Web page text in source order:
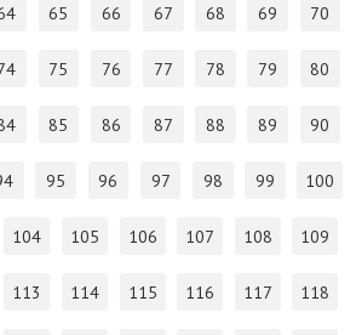
65 66 67 68 69 70
75 76 77 78 79 80
85 86 87 88 89 90
95 96 97 98 99 100
104 105 106 107 108 109
113 114 115 116 117 118